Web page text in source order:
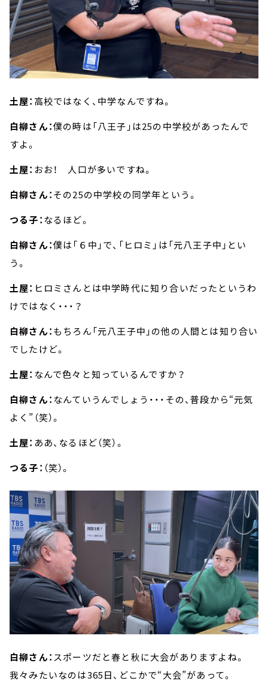
土屋： 高校ではなく、中学なんですね。
白柳さん：僕の時は「八王子」は25の中学校があったんで
すよ。
土屋： おお！ 人口が多いですね。
白柳さん：その25の中学校の同学年という。
つる子： なるほど。
白柳さん：僕は「６中」で、「ヒロミ」は「元八王子中」とい
う。
土屋： ヒロミさんとは中学時代に知り合いだったというわ
けではなく・・・？
白柳さん：もちろん「元八王子中」の他の人間とは知り合い
でしたけど。
土屋： なんで色々と知っているんですか？
白柳さん： なんていうんでしょう・・・その、普段から“元気
よく”（笑）。
土屋： ああ、なるほど（笑）。
つる子： （笑）。
白柳さん：スポーツだと春と秋に大会がありますよね。
我々みたいなのは365日、どこかで“大会”があって。